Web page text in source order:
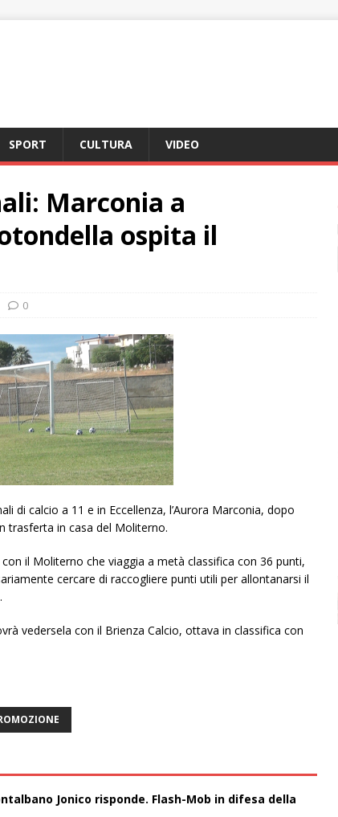
SPORT CULTURA VIDEO
Marconia a
ospita il
0
di calcio a 11 e in Eccellenza, l’Aurora Marconia, dopo
trasferta in casa del Moliterno.
il Moliterno che viaggia a metà classifica con 36 punti,
cercare di raccogliere punti utili per allontanarsi il
vedersela con il Brienza Calcio, ottava in classifica con
Jonico risponde. Flash-Mob in difesa della